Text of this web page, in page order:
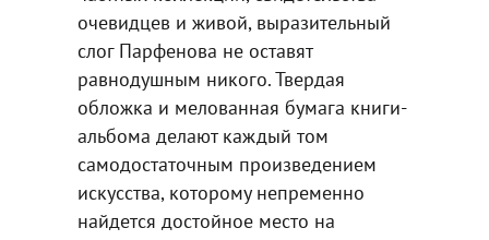
очевидцев и живой, выразительный
слог Парфенова не оставят
равнодушным никого. Твердая
обложка и мелованная бумага книги-
альбома делают каждый том
самодостаточным произведением
искусства, которому непременно
найдется достойное место на